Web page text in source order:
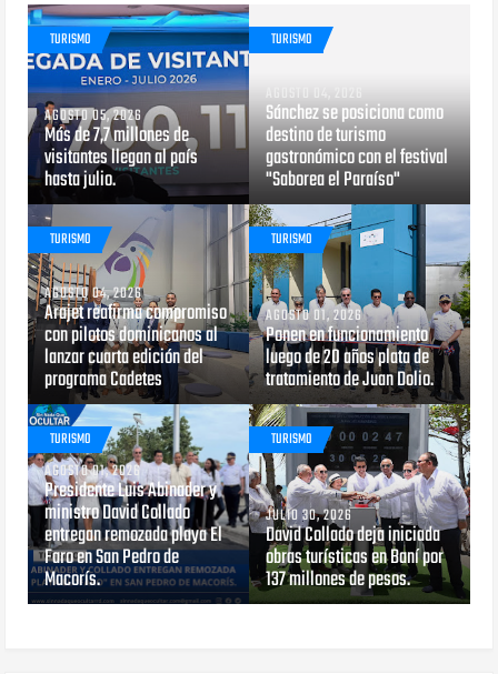
TURISMO
AGOSTO 05, 2026
Más de 7,7 millones de
visitantes llegan al país
hasta julio.
TURISMO
AGOSTO 04, 2026
Sánchez se posiciona como
destino de turismo
gastronómico con el festival
"Saborea el Paraíso"
TURISMO
AGOSTO 04, 2026
Arajet reafirma compromiso
con pilotos dominicanos al
lanzar cuarta edición del
programa Cadetes
TURISMO
AGOSTO 01, 2026
Ponen en funcionamiento
luego de 20 años plata de
tratamiento de Juan Dolio.
TURISMO
AGOSTO 01, 2026
Presidente Luis Abinader y
ministro David Collado
entregan remozada playa El
Faro en San Pedro de
Macorís.
TURISMO
JULIO 30, 2026
David Collado deja iniciada
obras turísticas en Baní por
137 millones de pesos.